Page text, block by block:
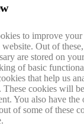
to improve
Out of
are stored on
of basic
that help us
These cookies will
You also have the
of some of these